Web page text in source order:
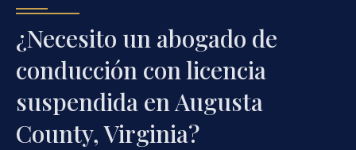
¿Necesito un abogado de
conducción con licencia
suspendida en Augusta
County, Virginia?